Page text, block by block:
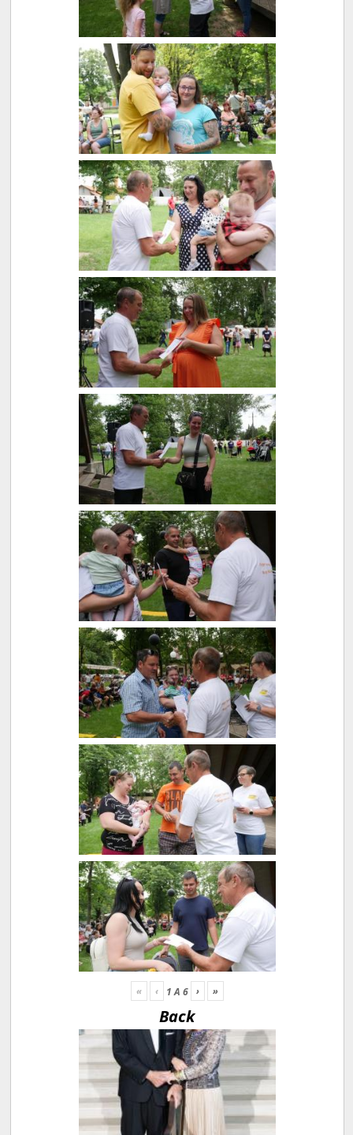
« ‹ 1A 6 › »
Back